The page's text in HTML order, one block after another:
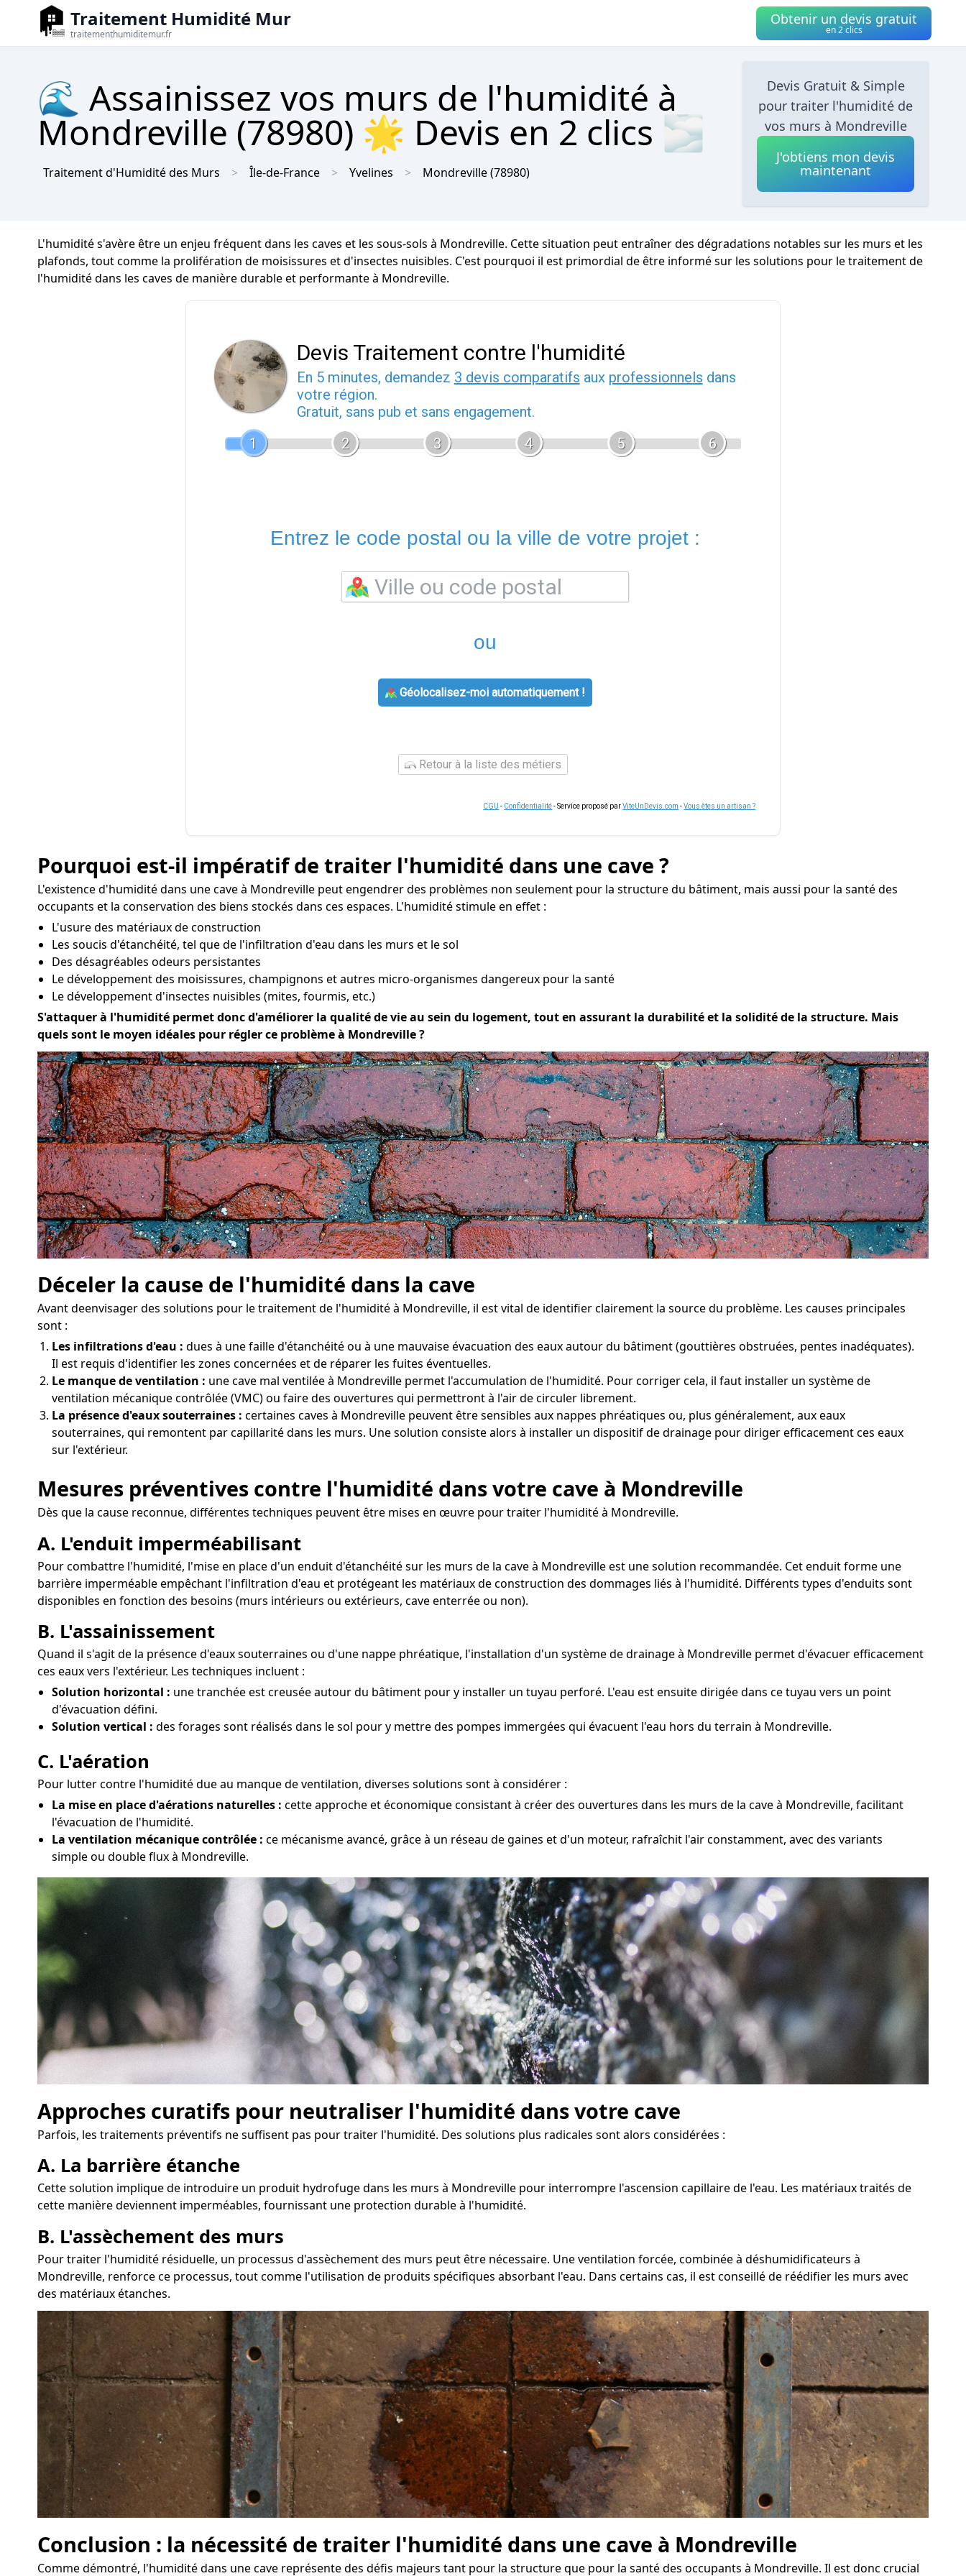
Traitement Humidité Mur
traitementhumiditemur.fr
Obtenir un devis gratuit
en 2 clics
🌊 Assainissez vos murs de l'humidité à
Mondreville (78980) 🌟 Devis en 2 clics 🌫
Traitement d'Humidité des Murs Île-de-France Yvelines Mondreville(78980)
Devis Gratuit & Simple
pour traiter l'humidité de
vos murs à Mondreville
J'obtiens mon devis
maintenant
L'humidité s'avère être un enjeu fréquent dans les caves et les sous-sols à Mondreville. Cette situation peut entraîner des dégradations notables sur les murs et les
plafonds, tout comme la prolifération de moisissures et d'insectes nuisibles. C'est pourquoi il est primordial de être informé sur les solutions pour le traitement de
l'humidité dans les caves de manière durable et performante à Mondreville.
Devis Traitement contre l'humidité
En 5 minutes, demandez 3 devis comparatifs aux professionnels dans
votre région.
Gratuit, sans pub et sans engagement.
1
2 3 4 5 6
Entrez le code postal ou la ville de votre projet :
ou
Géolocalisez-moi automatiquement !
Retour à la liste des métiers
CGU - Confidentialité- Service proposé parViteUnDevis.com -Vous êtes un artisan ?
Pourquoi est-il impératif de traiter l'humidité dans une cave ?
L'existence d'humidité dans une cave à Mondreville peut engendrer des problèmes non seulement pour la structure du bâtiment, mais aussi pour la santé des
occupants et la conservation des biens stockés dans ces espaces. L'humidité stimule en effet :
L'usure des matériaux de construction
Les soucis d'étanchéité, tel que de l'infiltration d'eau dans les murs et le sol
Des désagréables odeurs persistantes
Le développement des moisissures, champignons et autres micro-organismes dangereux pour la santé
Le développement d'insectes nuisibles (mites, fourmis, etc.)
S'attaquer à l'humidité permet donc d'améliorer la qualité de vie au sein du logement, tout en assurant la durabilité et la solidité de la structure. Mais
quels sont le moyen idéales pour régler ce problème à Mondreville ?
Déceler la cause de l'humidité dans la cave
Avant deenvisager des solutions pour le traitement de l'humidité à Mondreville, il est vital de identifier clairement la source du problème. Les causes principales
sont :
Les infiltrations d'eau : dues à une faille d'étanchéité ou à une mauvaise évacuation des eaux autour du bâtiment (gouttières obstruées, pentes inadéquates).
Il est requis d'identifier les zones concernées et de réparer les fuites éventuelles.
Le manque de ventilation : une cave mal ventilée à Mondreville permet l'accumulation de l'humidité. Pour corriger cela, il faut installer un système de
ventilation mécanique contrôlée (VMC) ou faire des ouvertures qui permettront à l'air de circuler librement.
La présence d'eaux souterraines : certaines caves à Mondreville peuvent être sensibles aux nappes phréatiques ou, plus généralement, aux eaux
souterraines, qui remontent par capillarité dans les murs. Une solution consiste alors à installer un dispositif de drainage pour diriger efficacement ces eaux
sur l'extérieur.
Mesures préventives contre l'humidité dans votre cave à Mondreville
Dès que la cause reconnue, différentes techniques peuvent être mises en œuvre pour traiter l'humidité à Mondreville.
A. L'enduit imperméabilisant
Pour combattre l'humidité, l'mise en place d'un enduit d'étanchéité sur les murs de la cave à Mondreville est une solution recommandée. Cet enduit forme une
barrière imperméable empêchant l'infiltration d'eau et protégeant les matériaux de construction des dommages liés à l'humidité. Différents types d'enduits sont
disponibles en fonction des besoins (murs intérieurs ou extérieurs, cave enterrée ou non).
B. L'assainissement
Quand il s'agit de la présence d'eaux souterraines ou d'une nappe phréatique, l'installation d'un système de drainage à Mondreville permet d'évacuer efficacement
ces eaux vers l'extérieur. Les techniques incluent :
Solution horizontal : une tranchée est creusée autour du bâtiment pour y installer un tuyau perforé. L'eau est ensuite dirigée dans ce tuyau vers un point
d'évacuation défini.
Solution vertical : des forages sont réalisés dans le sol pour y mettre des pompes immergées qui évacuent l'eau hors du terrain à Mondreville.
C. L'aération
Pour lutter contre l'humidité due au manque de ventilation, diverses solutions sont à considérer :
La mise en place d'aérations naturelles : cette approche et économique consistant à créer des ouvertures dans les murs de la cave à Mondreville, facilitant
l'évacuation de l'humidité.
La ventilation mécanique contrôlée : ce mécanisme avancé, grâce à un réseau de gaines et d'un moteur, rafraîchit l'air constamment, avec des variants
simple ou double flux à Mondreville.
Approches curatifs pour neutraliser l'humidité dans votre cave
Parfois, les traitements préventifs ne suffisent pas pour traiter l'humidité. Des solutions plus radicales sont alors considérées :
A. La barrière étanche
Cette solution implique de introduire un produit hydrofuge dans les murs à Mondreville pour interrompre l'ascension capillaire de l'eau. Les matériaux traités de
cette manière deviennent imperméables, fournissant une protection durable à l'humidité.
B. L'assèchement des murs
Pour traiter l'humidité résiduelle, un processus d'assèchement des murs peut être nécessaire. Une ventilation forcée, combinée à déshumidificateurs à
Mondreville, renforce ce processus, tout comme l'utilisation de produits spécifiques absorbant l'eau. Dans certains cas, il est conseillé de réédifier les murs avec
des matériaux étanches.
Conclusion : la nécessité de traiter l'humidité dans une cave à Mondreville
Comme démontré, l'humidité dans une cave représente des défis majeurs tant pour la structure que pour la santé des occupants à Mondreville. Il est donc crucial